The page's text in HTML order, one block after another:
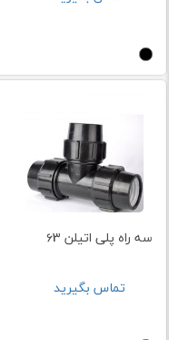
سه راه پلی اتیلن 63
تماس بگیرید